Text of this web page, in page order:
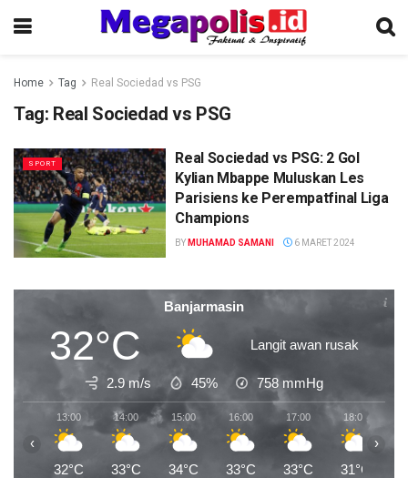
Home Tag Real Sociedad vs PSG
Tag: Real Sociedad vs PSG
SPORT
Real Sociedad vs PSG: 2 Gol
Kylian Mbappe Muluskan Les
Parisiens ke Perempatfinal Liga
Champions
BY MUHAMAD SAMANI 6 MARET 2024
Banjarmasin
32°C Langit awan rusak
2.9 m/s 45% 758 mmHg
13:00
32°C
14:00
33°C
15:00
34°C
16:00
33°C
17:00
33°C
18:00
31°C
‹ ›